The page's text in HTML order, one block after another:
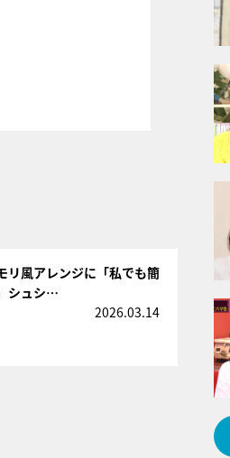
リ風アレンジに「私でも簡
シュシ…
2026.03.14